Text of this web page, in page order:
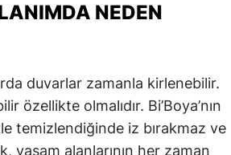
NEDEN
duvarlar zamanla kirlenebilir.
özellikte olmalıdır. Bi’Boya’nın
temizlendiğinde iz bırakmaz ve
yaşam alanlarının her zaman